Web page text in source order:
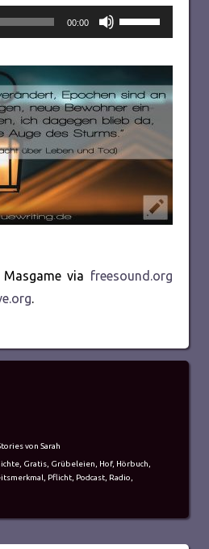
00:00
Pfeiltasten
Hoch/Runter
um
die
Lautstärke
zu
via freesound.org
.
von Sarah
Gratis Grübeleien Hof, Hörbuch
Pflicht Podcast Radio